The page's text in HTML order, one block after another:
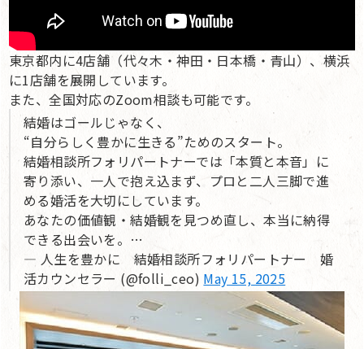
東京都内に4店舗（代々木・神田・日本橋・青山）、横浜
に1店舗を展開しています。
また、全国対応のZoom相談も可能です。
結婚はゴールじゃなく、
“自分らしく豊かに生きる”ためのスタート。
結婚相談所フォリパートナーでは「本質と本音」に
寄り添い、一人で抱え込まず、プロと二人三脚で進
める婚活を大切にしています。
あなたの価値観・結婚観を見つめ直し、本当に納得
できる出会いを。…
— 人生を豊かに 結婚相談所フォリパートナー 婚
活カウンセラー (@folli_ceo) May 15, 2025